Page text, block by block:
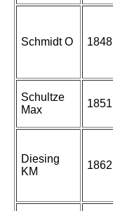
Schmidt O 1848
Schultze
Max
1851
Diesing
KM
1862